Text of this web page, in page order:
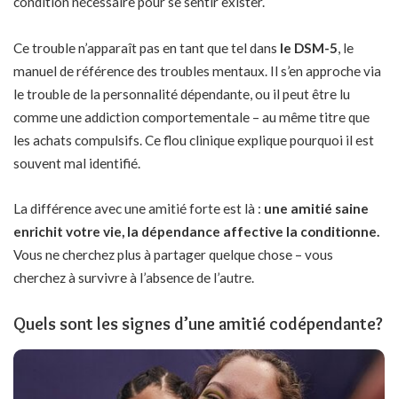
Ce trouble n’apparaît pas en tant que tel dans le DSM-5 , le
manuel de référence des troubles mentaux. Il s’en approche via
le trouble de la personnalité dépendante, ou il peut être lu
comme une addiction comportementale – au même titre que
les achats compulsifs. Ce flou clinique explique pourquoi il est
souvent mal identifié.
La différence avec une amitié forte est là : une amitié saine
enrichit votre vie, la dépendance affective la conditionne.
Vous ne cherchez plus à partager quelque chose – vous
cherchez à survivre à l’absence de l’autre.
Quels sont les signes d’une amitié codépendante?